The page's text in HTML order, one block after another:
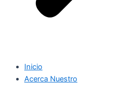
Inicio
Acerca Nuestro